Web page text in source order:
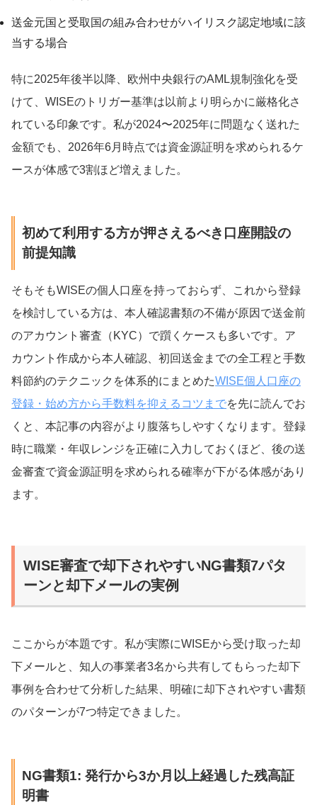
送金元国と受取国の組み合わせがハイリスク認定地域に該
当する場合
特に2025年後半以降、欧州中央銀行のAML規制強化を受
けて、WISEのトリガー基準は以前より明らかに厳格化さ
れている印象です。私が2024〜2025年に問題なく送れた
金額でも、2026年6月時点では資金源証明を求められるケ
ースが体感で3割ほど増えました。
初めて利用する方が押さえるべき口座開設の
前提知識
そもそもWISEの個人口座を持っておらず、これから登録
を検討している方は、本人確認書類の不備が原因で送金前
のアカウント審査（KYC）で躓くケースも多いです。ア
カウント作成から本人確認、初回送金までの全工程と手数
料節約のテクニックを体系的にまとめたWISE個人口座の
登録・始め方から手数料を抑えるコツまでを先に読んでお
くと、本記事の内容がより腹落ちしやすくなります。登録
時に職業・年収レンジを正確に入力しておくほど、後の送
金審査で資金源証明を求められる確率が下がる体感があり
ます。
WISE審査で却下されやすいNG書類7パタ
ーンと却下メールの実例
ここからが本題です。私が実際にWISEから受け取った却
下メールと、知人の事業者3名から共有してもらった却下
事例を合わせて分析した結果、明確に却下されやすい書類
のパターンが7つ特定できました。
NG書類1: 発行から3か月以上経過した残高証
明書